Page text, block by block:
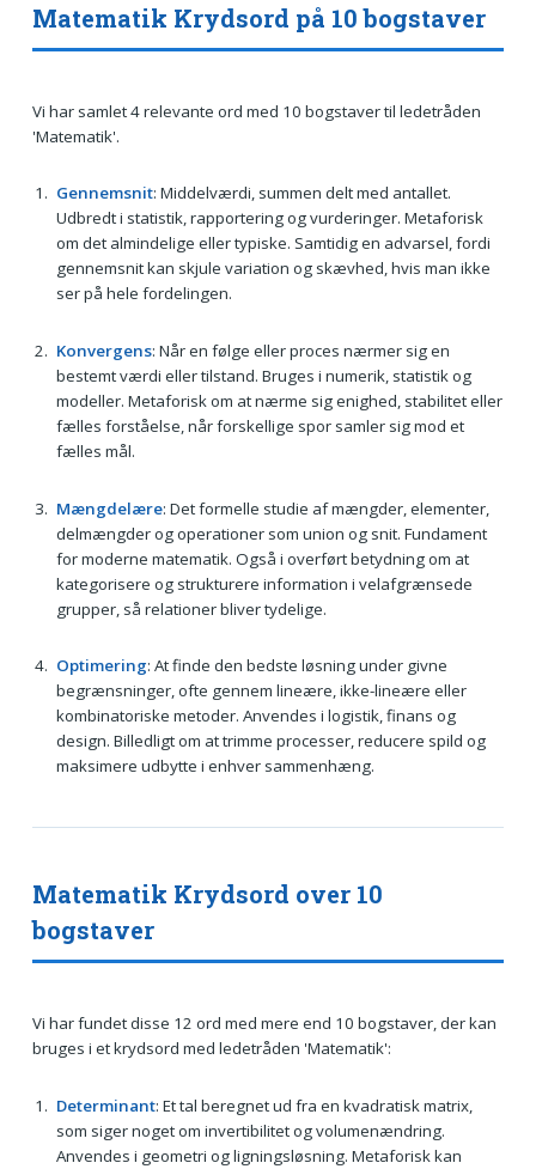
Matematik Krydsord på 10 bogstaver
Vi har samlet 4 relevante ord med 10 bogstaver til ledetråden
'Matematik'.
Gennemsnit: Middelværdi, summen delt med antallet.
Udbredt i statistik, rapportering og vurderinger. Metaforisk
om det almindelige eller typiske. Samtidig en advarsel, fordi
gennemsnit kan skjule variation og skævhed, hvis man ikke
ser på hele fordelingen.
Konvergens: Når en følge eller proces nærmer sig en
bestemt værdi eller tilstand. Bruges i numerik, statistik og
modeller. Metaforisk om at nærme sig enighed, stabilitet eller
fælles forståelse, når forskellige spor samler sig mod et
fælles mål.
Mængdelære: Det formelle studie af mængder, elementer,
delmængder og operationer som union og snit. Fundament
for moderne matematik. Også i overført betydning om at
kategorisere og strukturere information i velafgrænsede
grupper, så relationer bliver tydelige.
Optimering: At finde den bedste løsning under givne
begrænsninger, ofte gennem lineære, ikke-lineære eller
kombinatoriske metoder. Anvendes i logistik, finans og
design. Billedligt om at trimme processer, reducere spild og
maksimere udbytte i enhver sammenhæng.
Matematik Krydsord over 10
bogstaver
Vi har fundet disse 12 ord med mere end 10 bogstaver, der kan
bruges i et krydsord med ledetråden 'Matematik':
Determinant: Et tal beregnet ud fra en kvadratisk matrix,
som siger noget om invertibilitet og volumenændring.
Anvendes i geometri og ligningsløsning. Metaforisk kan